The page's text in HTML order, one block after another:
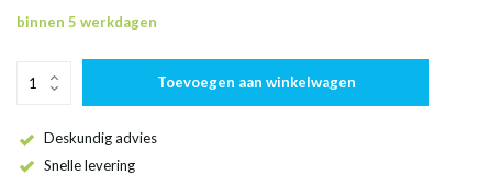
binnen 5 werkdagen
Toevoegen aan winkelwagen
Deskundig advies
Snelle levering